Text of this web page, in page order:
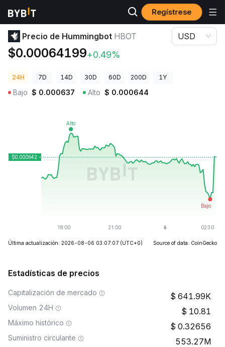
Regístrese
Precios de Criptomonedas Precio de Hummingbot HBOT
Precio de Hummingbot HBOT
$0.00064199+0.49%
USD
24H 7D 14D 30D 60D 200D 1Y
Bajo $ 0.000637 Alto $ 0.000644
Última actualización: 2026-08-06 03:07:07 (UTC+0) Source of data: CoinGecko
Estadísticas de precios
Capitalización de mercado 641.99K
Volumen 24H 10.81
Máximo histórico 0.32656
Suministro circulante 553.27M